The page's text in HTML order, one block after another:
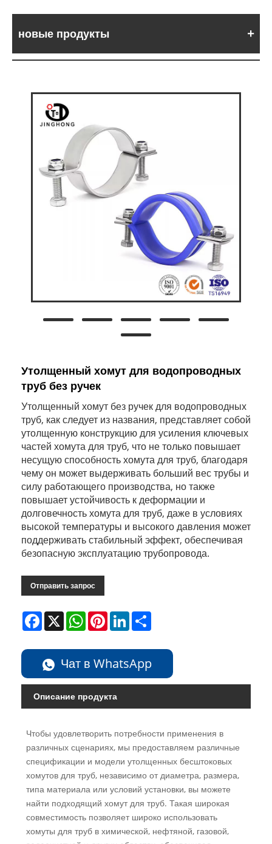
новые продукты
Утолщенный хомут для водопроводных
труб без ручек
Утолщенный хомут без ручек для водопроводных
труб, как следует из названия, представляет собой
утолщенную конструкцию для усиления ключевых
частей хомута для труб, что не только повышает
несущую способность хомута для труб, благодаря
чему он может выдерживать больший вес трубы и
силу работающего производства, но также
повышает устойчивость к деформации и
долговечность хомута для труб, даже в условиях
высокой температуры и высокого давления может
поддерживать стабильный эффект, обеспечивая
безопасную эксплуатацию трубопровода.
Отправить запрос
Facebook
X WhatsAppPinterestLinkedIn
Чат в WhatsApp
Описание продукта
Чтобы удовлетворить потребности применения в
различных сценариях, мы предоставляем различные
спецификации и модели утолщенных бесштоковых
хомутов для труб, независимо от диаметра, размера,
типа материала или условий установки, вы можете
найти подходящий хомут для труб. Такая широкая
совместимость позволяет широко использовать
хомуты для труб в химической, нефтяной, газовой,